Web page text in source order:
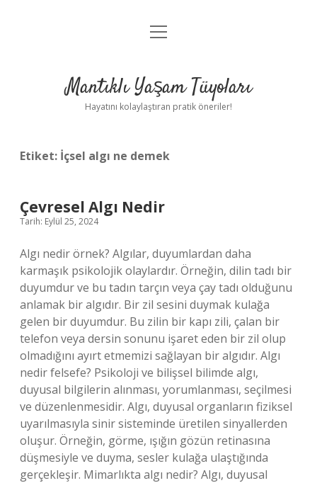
Anasayfa
Yasal Uyarı
menüyü
Mantıklı Yaşam Tüyoları
Hayatını kolaylaştıran pratik öneriler!
Etiket: İçsel algı ne demek
Çevresel Algı Nedir
Tarih: Eylül 25, 2024
Algı nedir örnek? Algılar, duyumlardan daha
karmaşık psikolojik olaylardır. Örneğin, dilin tadı bir
duyumdur ve bu tadın tarçın veya çay tadı olduğunu
anlamak bir algıdır. Bir zil sesini duymak kulağa
gelen bir duyumdur. Bu zilin bir kapı zili, çalan bir
telefon veya dersin sonunu işaret eden bir zil olup
olmadığını ayırt etmemizi sağlayan bir algıdır. Algı
nedir felsefe? Psikoloji ve bilişsel bilimde algı,
duyusal bilgilerin alınması, yorumlanması, seçilmesi
ve düzenlenmesidir. Algı, duyusal organların fiziksel
uyarılmasıyla sinir sisteminde üretilen sinyallerden
oluşur. Örneğin, görme, ışığın gözün retinasına
düşmesiyle ve duyma, sesler kulağa ulaştığında
gerçekleşir. Mimarlıkta algı nedir? Algı, duyusal